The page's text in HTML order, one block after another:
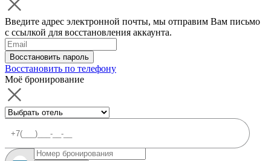
Введите адрес электронной почты, мы отправим Вам письмо
с ссылкой для восстановления аккаунта.
Восстановить пароль
Восстановить по телефону
Моё бронирование